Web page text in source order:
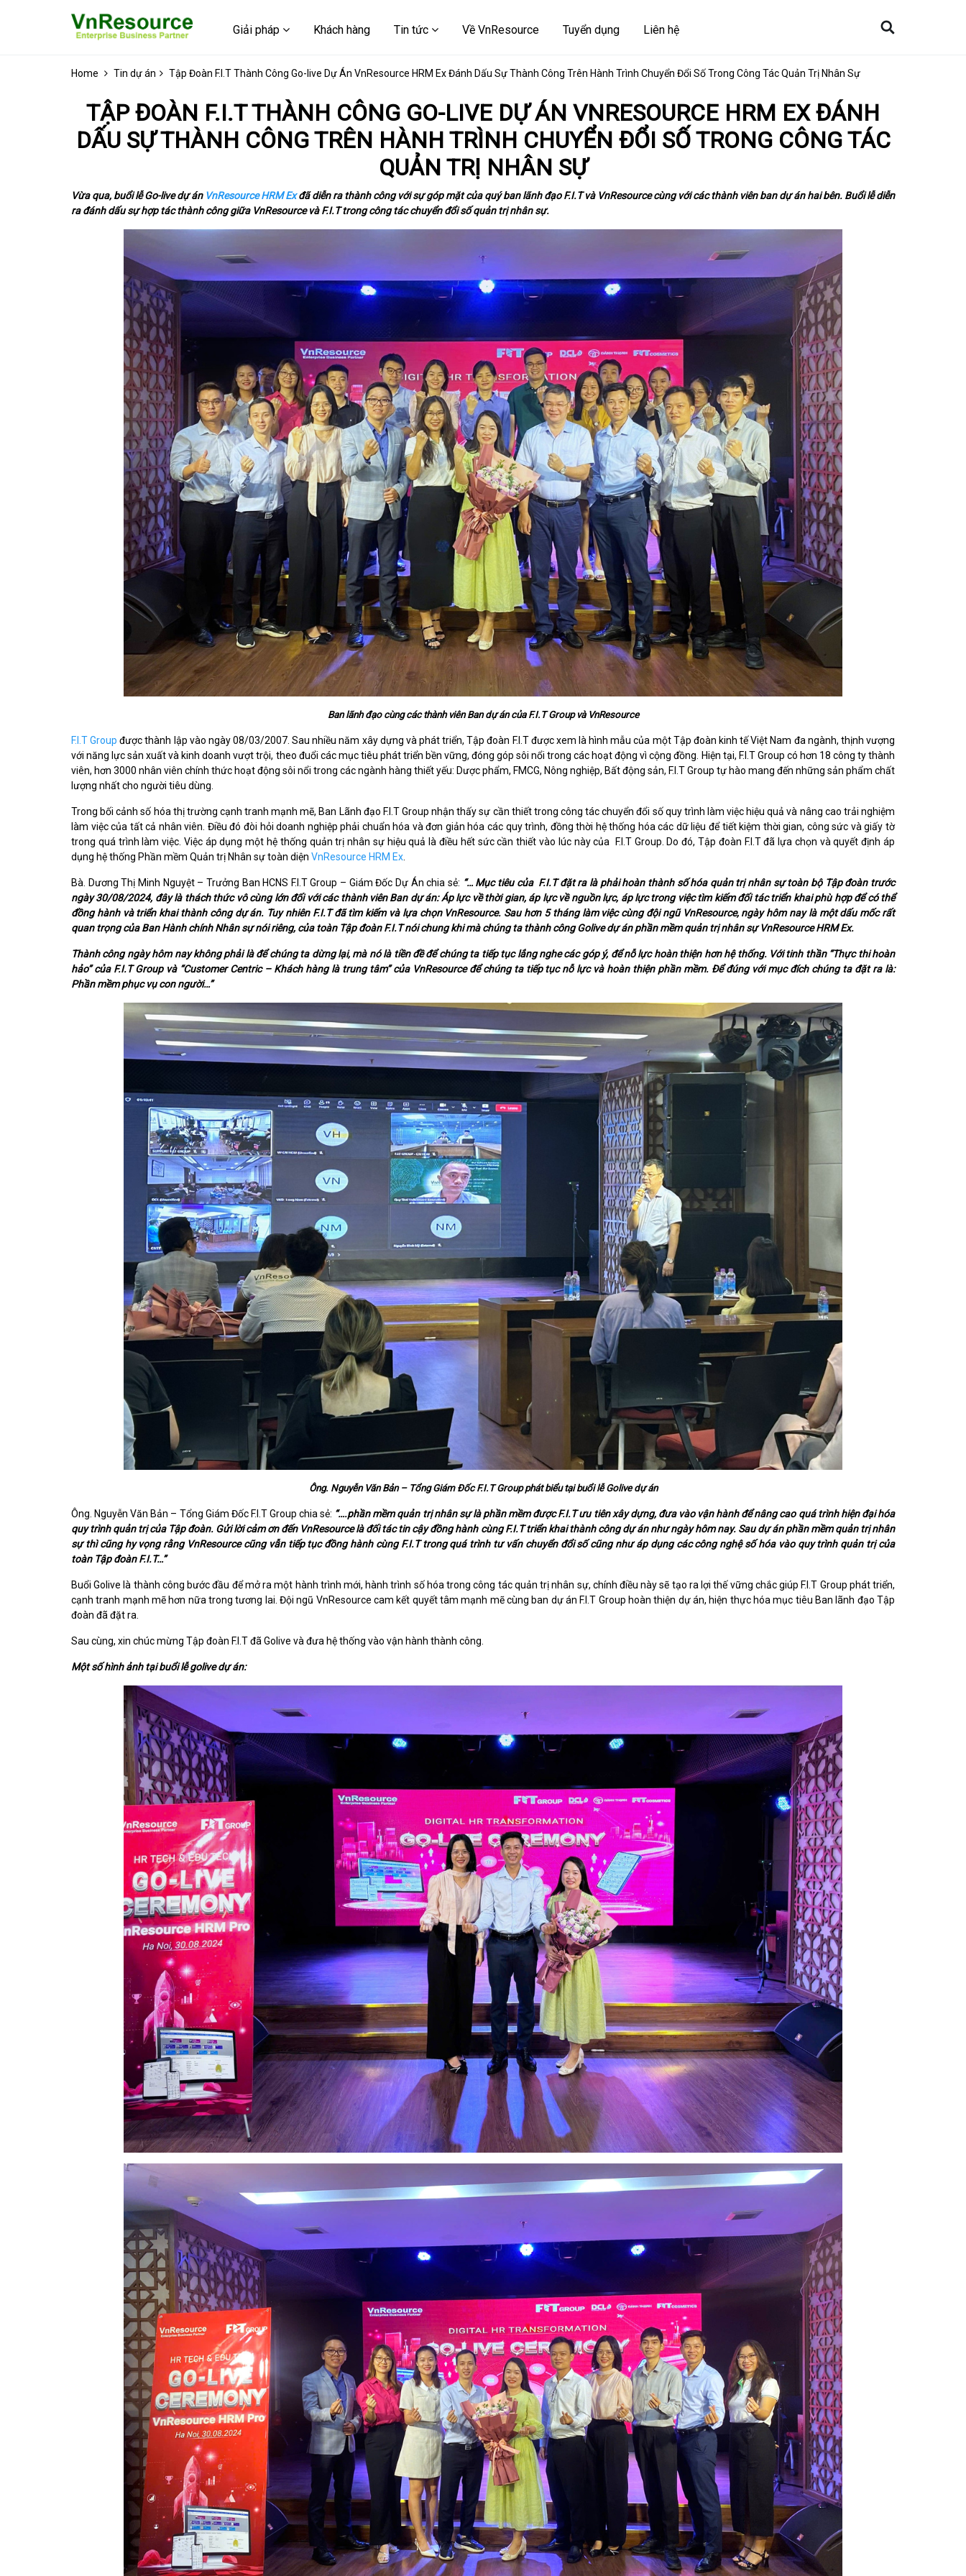
Giải pháp Khách hàng Tin tức Về VnResource Tuyển dụng Liên hệ
Home Tin dự án Tập Đoàn F.I.T Thành Công Go-live Dự Án VnResource HRM Ex Đánh Dấu Sự Thành Công Trên Hành Trình Chuyển Đổi Số Trong Công Tác Quản Trị Nhân Sự
TẬP ĐOÀN F.I.T THÀNH CÔNG GO-LIVE DỰ ÁN VNRESOURCE HRM EX ĐÁNH
DẤU SỰ THÀNH CÔNG TRÊN HÀNH TRÌNH CHUYỂN ĐỔI SỐ TRONG CÔNG TÁC
QUẢN TRỊ NHÂN SỰ
Vừa qua, buổi lễ Go-live dự án VnResource HRM Exđã diễn ra thành công với sự góp mặt của quý ban lãnh đạo F.I.T và VnResource cùng với các thành viên ban dự án hai bên. Buổi lễ diễn
ra đánh dấu sự hợp tác thành công giữa VnResource và F.I.T trong công tác chuyển đổi số quản trị nhân sự.
Ban lãnh đạo cùng các thành viên Ban dự án của F.I.T Group và VnResource
F.I.T Group được thành lập vào ngày 08/03/2007. Sau nhiều năm xây dựng và phát triển, Tập đoàn F.I.T được xem là hình mẫu của một Tập đoàn kinh tế Việt Nam đa ngành, thịnh vượng
với năng lực sản xuất và kinh doanh vượt trội, theo đuổi các mục tiêu phát triển bền vững, đóng góp sôi nổi trong các hoạt động vì cộng đồng. Hiện tại, F.I.T Group có hơn 18 công ty thành
viên, hơn 3000 nhân viên chính thức hoạt động sôi nổi trong các ngành hàng thiết yếu: Dược phẩm, FMCG, Nông nghiệp, Bất động sản, F.I.T Group tự hào mang đến những sản phẩm chất
lượng nhất cho người tiêu dùng.
Trong bối cảnh số hóa thị trường cạnh tranh mạnh mẽ, Ban Lãnh đạo F.I.T Group nhận thấy sự cần thiết trong công tác chuyển đổi số quy trình làm việc hiệu quả và nâng cao trải nghiệm
làm việc của tất cả nhân viên. Điều đó đòi hỏi doanh nghiệp phải chuẩn hóa và đơn giản hóa các quy trình, đồng thời hệ thống hóa các dữ liệu để tiết kiệm thời gian, công sức và giấy tờ
trong quá trình làm việc. Việc áp dụng một hệ thống quản trị nhân sự hiệu quả là điều hết sức cần thiết vào lúc này của
F.I.T Group. Do đó, Tập đoàn F.I.T đã lựa chọn và quyết định áp
dụng hệ thống Phần mềm Quản trị Nhân sự toàn diện VnResource HRM Ex
Bà. Dương Thị Minh Nguyệt – Trưởng Ban HCNS F.I.T Group – Giám Đốc Dự Án chia sẻ: “… Mục tiêu của F.I.T đặt ra là phải hoàn thành số hóa quản trị nhân sự toàn bộ Tập đoàn trước
ngày 30/08/2024, đây là thách thức vô cùng lớn đối với các thành viên Ban dự án: Áp lực về thời gian, áp lực về nguồn lực, áp lực trong việc tìm kiếm đối tác triển khai phù hợp để có thể
đồng hành và triển khai thành công dự án. Tuy nhiên F.I.T đã tìm kiếm và lựa chọn VnResource. Sau hơn 5 tháng làm việc cùng đội ngũ VnResource, ngày hôm nay là một dấu mốc rất
quan trọng của Ban Hành chính Nhân sự nói riêng, của toàn Tập đoàn F.I.T nói chung khi mà chúng ta thành công Golive dự án phần mềm quản trị nhân sự VnResource HRM Ex.
Thành công ngày hôm nay không phải là để chúng ta dừng lại, mà nó là tiền đề để chúng ta tiếp tục lắng nghe các góp ý, để nỗ lực hoàn thiện hơn hệ thống. Với tinh thần “Thực thi hoàn
hảo” của F.I.T Group và “Customer Centric – Khách hàng là trung tâm” của VnResource để chúng ta tiếp tục nỗ lực và hoàn thiện phần mềm. Để đúng với mục đích chúng ta đặt ra là:
Phần mềm phục vụ con người…”
Ông. Nguyễn Văn Bản – Tổng Giám Đốc F.I.T Group phát biểu tại buổi lễ Golive dự án
Ông. Nguyễn Văn Bản – Tổng Giám Đốc F.I.T Group chia sẻ: “….phần mềm quản trị nhân sự là phần mềm được F.I.T ưu tiên xây dựng, đưa vào vận hành để nâng cao quá trình hiện đại hóa
quy trình quản trị của Tập đoàn. Gửi lời cảm ơn đến VnResource là đối tác tin cậy đồng hành cùng F.I.T triển khai thành công dự án như ngày hôm nay. Sau dự án phần mềm quản trị nhân
sự thì cũng hy vọng rằng VnResource cũng vẫn tiếp tục đồng hành cùng F.I.T trong quá trình tư vấn chuyển đổi số cũng như áp dụng các công nghệ số hóa vào quy trình quản trị của
toàn Tập đoàn F.I.T…”
Buổi Golive là thành công bước đầu để mở ra một hành trình mới, hành trình số hóa trong công tác quản trị nhân sự, chính điều này sẽ tạo ra lợi thế vững chắc giúp F.I.T Group phát triển,
cạnh tranh mạnh mẽ hơn nữa trong tương lai. Đội ngũ VnResource cam kết quyết tâm mạnh mẽ cùng ban dự án F.I.T Group hoàn thiện dự án, hiện thực hóa mục tiêu Ban lãnh đạo Tập
đoàn đã đặt ra.
Sau cùng, xin chúc mừng Tập đoàn F.I.T đã Golive và đưa hệ thống vào vận hành thành công.
Một số hình ảnh tại buổi lễ golive dự án: